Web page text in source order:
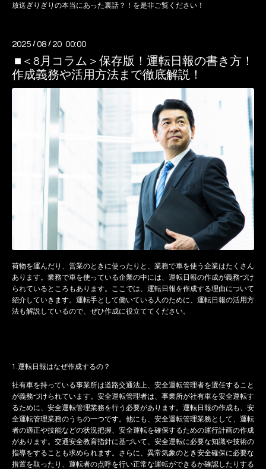
放送ぎりぎりの本当にあった裏話？！を是非ご覧ください！
2025 /08 / 20 00:00
■＜8月コラム＞保存版！運転日報の書き方！
作成義務や活用方法まで徹底解説！
荷物を運んだり、営業のときに使ったりと、業務で車を使う企業はたくさん
あります。業務で車を使っている企業の中には、運転日報の作成が義務づけ
られているところもあります。ここでは、運転日報を作成する理由について
紹介していきます。運転手として働いている人のために、運転日報の活用方
法も解説しているので、ぜひ作成に役立ててください。
1.運転日報はなぜ作成するの？
社有車を持っている事業所は道路交通法上、安全運転管理者を選任すること
が義務づけられています。安全運転管理者は、事業所が社有車を安全運転す
るために、安全運転管理業務を行う必要があります。運転日報の作成も、安
全運転管理業務のうちの一つです。他にも、安全運転管理業務として、運転
者の適正や技能などの状況把握、安全運転を確保するための運行計画の作成
があります。交通安全教育指針に基づいて、安全運転に必要な知識や技術の
指導をすることも求められます。さらに、異常気象のとき安全確保に必要な
措置を取ったり、運転者の点呼を行い正常な運転ができるか確認したりする